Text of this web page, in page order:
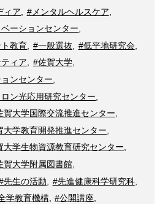
ィア #メンタルヘルスケア
ーションセンター
教育
#一般選抜 #低平地研究会,
ィア, #佐賀大学,
ンセンター
ン光応用研究センター
賀大学国際交流推進センター
大学教育開発推進センター
大学生物資源教育研究センター,
賀大学附属図書館,
先生の活動 #先進健康科学研究科,
学教育機構, #公開講座